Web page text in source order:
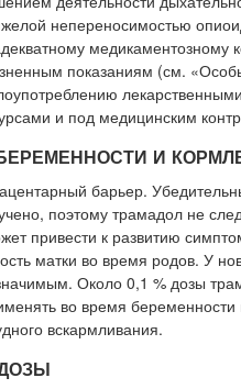
непереносимостью
медикаментозному
показаниям (см.
и под медицинским
И
барьер.
поэтому трамадол не
привести к развитию
матки во время родов. У
Около 0,1 % дозы
во время
вскармливания.